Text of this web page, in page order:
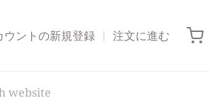
ウントの新規登録 注文に進む
website